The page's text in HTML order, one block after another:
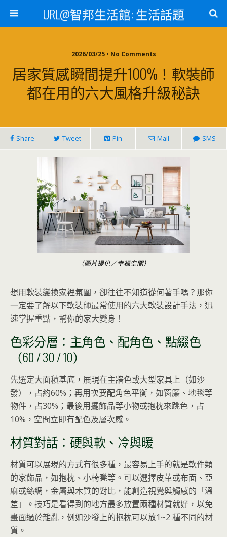
URL@智邦生活館: 生活話題
2026/03/25 • No Comments
居家質感瞬間提升100%！軟裝師
都在用的六大風格升級秘訣
Share Tweet Pin Mail SMS
（圖片提供／幸福空間）
想用軟裝變換家裡氛圍，卻往往不知道從何著手嗎？那你
一定要了解以下軟裝師最常使用的六大軟裝設計手法，迅
速掌握重點，幫你的家大變身！
色彩分層：主角色、配角色、點綴色
（60 / 30 / 10）
先選定大面積基底，展現在主牆色或大型家具上（如沙
發），占約60%；再用次要配角色平衡，如窗簾、地毯等
物件，占30%；最後用擺飾品等小物或抱枕來跳色，占
10%，空間立即有配色及層次感。
材質對話：硬與軟、冷與暖
材質可以展現的方式有很多種，最容易上手的就是軟件類
的家飾品，如抱枕、小椅凳等。可以選擇皮革或布面、亞
麻或絲綢，金屬與木質的對比，能創造視覺與觸感的「溫
差」。技巧是看得到的地方最多放置兩種材質就好，以免
畫面過於雜亂，例如沙發上的抱枕可以放1~2 種不同的材
質。